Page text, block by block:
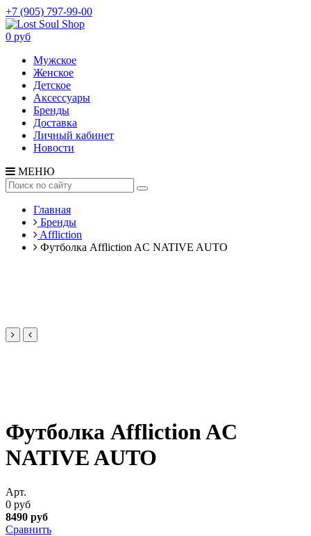
+7 (905) 797-99-00
0 руб
Мужское
Женское
Детское
Аксессуары
Бренды
Доставка
Личный кабинет
Новости
МЕНЮ
Главная
Бренды
Affliction
Футболка Affliction AC NATIVE AUTO
Футболка Affliction AC
NATIVE AUTO
Арт.
0 руб
8490 руб
Сравнить